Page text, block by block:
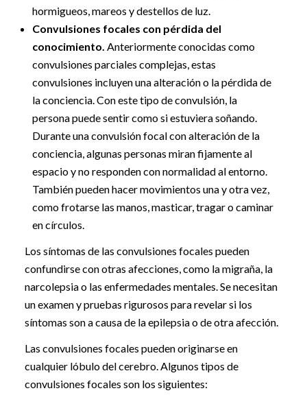
hormigueos, mareos y destellos de luz.
Convulsiones focales con pérdida del
conocimiento. Anteriormente conocidas como
convulsiones parciales complejas, estas
convulsiones incluyen una alteración o la pérdida de
la conciencia. Con este tipo de convulsión, la
persona puede sentir como si estuviera soñando.
Durante una convulsión focal con alteración de la
conciencia, algunas personas miran fijamente al
espacio y no responden con normalidad al entorno.
También pueden hacer movimientos una y otra vez,
como frotarse las manos, masticar, tragar o caminar
en círculos.
Los síntomas de las convulsiones focales pueden
confundirse con otras afecciones, como la migraña, la
narcolepsia o las enfermedades mentales. Se necesitan
un examen y pruebas rigurosos para revelar si los
síntomas son a causa de la epilepsia o de otra afección.
Las convulsiones focales pueden originarse en
cualquier lóbulo del cerebro. Algunos tipos de
convulsiones focales son los siguientes: